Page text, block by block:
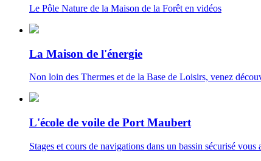
Le Pôle Nature de la Maison de la Forêt en vidéos
La Maison de l'énergie
Non loin des Thermes et de la Base de Loisirs, venez
L'école de voile de Port Maubert
Stages et cours de navigations dans un bassin sécurisé